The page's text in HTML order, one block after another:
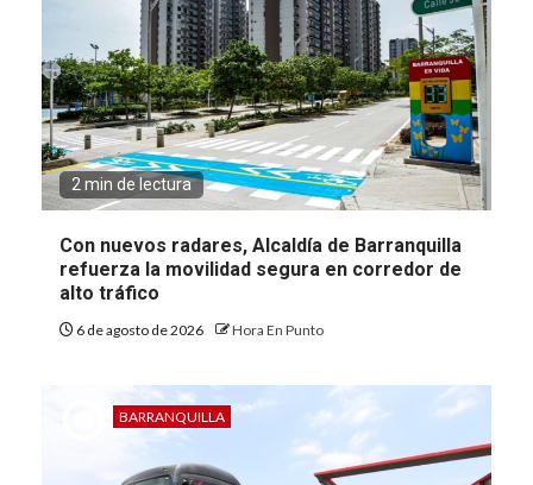
2 min de lectura
Con nuevos radares, Alcaldía de Barranquilla
refuerza la movilidad segura en corredor de
alto tráfico
6 de agosto de 2026 Hora En Punto
BARRANQUILLA